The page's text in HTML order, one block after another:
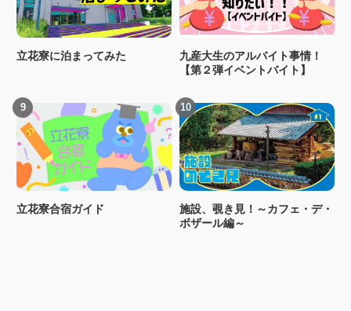
立花寮に泊まってみた
九産大生のアルバイト事情！
【第２弾イベントバイト】
立花寮合宿ガイド
施設、覗き見！～カフェ・デ・
ボザール編～